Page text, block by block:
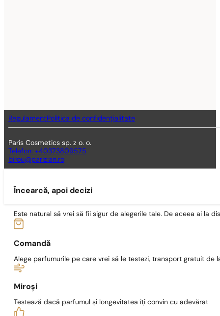
RegulamentPolitica de confidențialitate
Paris Cosmetics sp. z o. o.
Telefon: +40373809575
birou@parizian.ro
Încearcă, apoi decizi
Este natural să vrei să fii sigur de alegerile tale. De aceea ai la
Comandă
Alege parfumurile pe care vrei să le testezi, transport gratuit de
Miroși
Testează dacă parfumul și longevitatea îți convin cu adevărat